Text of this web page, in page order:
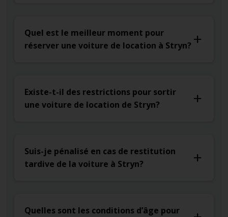
Quel est le meilleur moment pour
réserver une voiture de location à Stryn?
Existe-t-il des restrictions pour sortir
une voiture de location de Stryn?
Suis-je pénalisé en cas de restitution
tardive de la voiture à Stryn?
Quelles sont les conditions d’âge pour